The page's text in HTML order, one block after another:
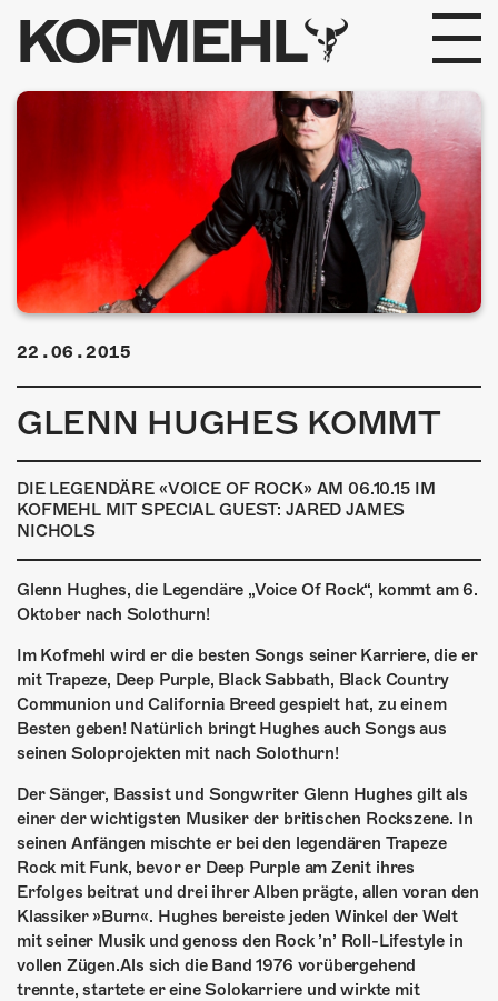
KOFMEHL
PROGRAMM
FABRIKGEFLÜSTER
GALERIE
FOTOGALERIE
INFOS
ÜBER UNS
SHOP
MITMACHEN
22.06.2015
GLENN HUGHES KOMMT
DIE LEGENDÄRE «VOICE OF ROCK» AM 06.10.15 IM
KOFMEHL MIT SPECIAL GUEST: JARED JAMES
NICHOLS
Glenn Hughes, die Legendäre „Voice Of Rock“, kommt am 6.
Oktober nach Solothurn!
Im Kofmehl wird er die besten Songs seiner Karriere, die er
mit Trapeze, Deep Purple, Black Sabbath, Black Country
Communion und California Breed gespielt hat, zu einem
Besten geben! Natürlich bringt Hughes auch Songs aus
seinen Soloprojekten mit nach Solothurn!
Der Sänger, Bassist und Songwriter Glenn Hughes gilt als
einer der wichtigsten Musiker der britischen Rockszene. In
seinen Anfängen mischte er bei den legendären Trapeze
Rock mit Funk, bevor er Deep Purple am Zenit ihres
Erfolges beitrat und drei ihrer Alben prägte, allen voran den
Klassiker »Burn«. Hughes bereiste jeden Winkel der Welt
mit seiner Musik und genoss den Rock ’n’ Roll-Lifestyle in
vollen Zügen.Als sich die Band 1976 vorübergehend
trennte, startete er eine Solokarriere und wirkte mit